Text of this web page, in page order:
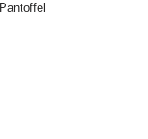
Pantoffel